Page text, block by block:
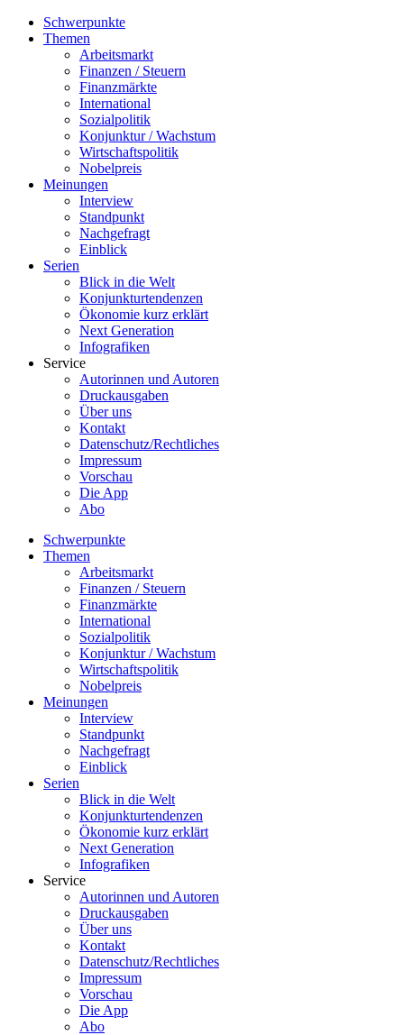
Schwerpunkte
Themen
Arbeitsmarkt
Finanzen / Steuern
Finanzmärkte
International
Sozialpolitik
Konjunktur / Wachstum
Wirtschaftspolitik
Nobelpreis
Meinungen
Interview
Standpunkt
Nachgefragt
Einblick
Serien
Blick in die Welt
Konjunkturtendenzen
Ökonomie kurz erklärt
Next Generation
Infografiken
Service
Autorinnen und Autoren
Druckausgaben
Über uns
Kontakt
Datenschutz/Rechtliches
Impressum
Vorschau
Die App
Abo
Schwerpunkte
Themen
Arbeitsmarkt
Finanzen / Steuern
Finanzmärkte
International
Sozialpolitik
Konjunktur / Wachstum
Wirtschaftspolitik
Nobelpreis
Meinungen
Interview
Standpunkt
Nachgefragt
Einblick
Serien
Blick in die Welt
Konjunkturtendenzen
Ökonomie kurz erklärt
Next Generation
Infografiken
Service
Autorinnen und Autoren
Druckausgaben
Über uns
Kontakt
Datenschutz/Rechtliches
Impressum
Vorschau
Die App
Abo